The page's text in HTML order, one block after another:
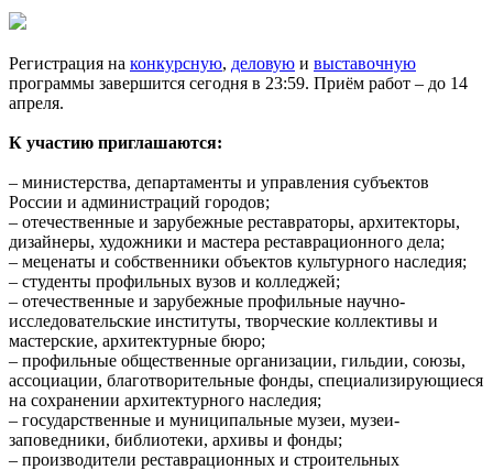
Регистрация на конкурсную, деловую и выставочную
программы завершится сегодня в 23:59. Приём работ – до 14
апреля.
К участию приглашаются:
– министерства, департаменты и управления субъектов
России и администраций городов;
– отечественные и зарубежные реставраторы, архитекторы,
дизайнеры, художники и мастера реставрационного дела;
– меценаты и собственники объектов культурного наследия;
– студенты профильных вузов и колледжей;
– отечественные и зарубежные профильные научно-
исследовательские институты, творческие коллективы и
мастерские, архитектурные бюро;
– профильные общественные организации, гильдии, союзы,
ассоциации, благотворительные фонды, специализирующиеся
на сохранении архитектурного наследия;
– государственные и муниципальные музеи, музеи-
заповедники, библиотеки, архивы и фонды;
– производители реставрационных и строительных